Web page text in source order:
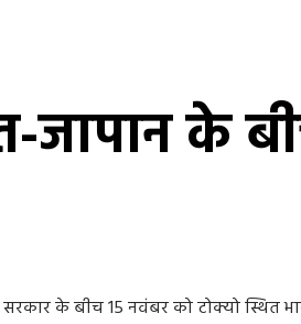
के
के बीच 15 नवंबर को टोक्यो स्थित